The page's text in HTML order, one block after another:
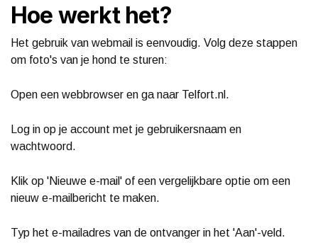
Hoe werkt het?
Het gebruik van webmail is eenvoudig. Volg deze stappen
om foto's van je hond te sturen:
Open een webbrowser en ga naar Telfort.nl.
Log in op je account met je gebruikersnaam en
wachtwoord.
Klik op 'Nieuwe e-mail' of een vergelijkbare optie om een
nieuw e-mailbericht te maken.
Typ het e-mailadres van de ontvanger in het 'Aan'-veld.